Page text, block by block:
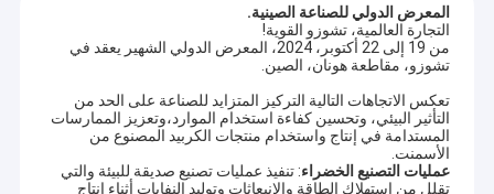
المعرض الدولي للصناعة الصينية.
التجارة العالمية، تشوزو القوية!
من 19 إلى 22 أكتوبر، 2024، المعرض الدولي الشهير يعقد في
تشوزو، مقاطعة هونان، الصين.
تعكس الاتجاهات التالية التركيز المتزايد للصناعة على الحد من
التأثير البيئي، وتحسين كفاءة استخدام الموارد،وتعزيز الممارسات
المستدامة في إنتاج واستخدام منتجات الكربيد المصنوع من
الأسمنت.
عمليات التصنيع الخضراء: تنفيذ عمليات تصنيع صديقة للبيئة والتي
تقلل من استهلاك الطاقة والانبعاثات وتوليد النفايات أثناء إنتاج